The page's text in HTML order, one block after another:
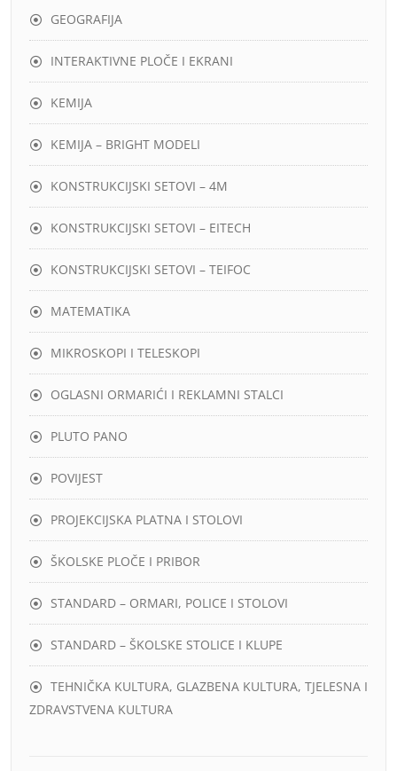
GEOGRAFIJA
INTERAKTIVNE PLOČE I EKRANI
KEMIJA
KEMIJA – BRIGHT MODELI
KONSTRUKCIJSKI SETOVI – 4M
KONSTRUKCIJSKI SETOVI – EITECH
KONSTRUKCIJSKI SETOVI – TEIFOC
MATEMATIKA
MIKROSKOPI I TELESKOPI
OGLASNI ORMARIĆI I REKLAMNI STALCI
PLUTO PANO
POVIJEST
PROJEKCIJSKA PLATNA I STOLOVI
ŠKOLSKE PLOČE I PRIBOR
STANDARD – ORMARI, POLICE I STOLOVI
STANDARD – ŠKOLSKE STOLICE I KLUPE
TEHNIČKA KULTURA, GLAZBENA KULTURA, TJELESNA I
ZDRAVSTVENA KULTURA